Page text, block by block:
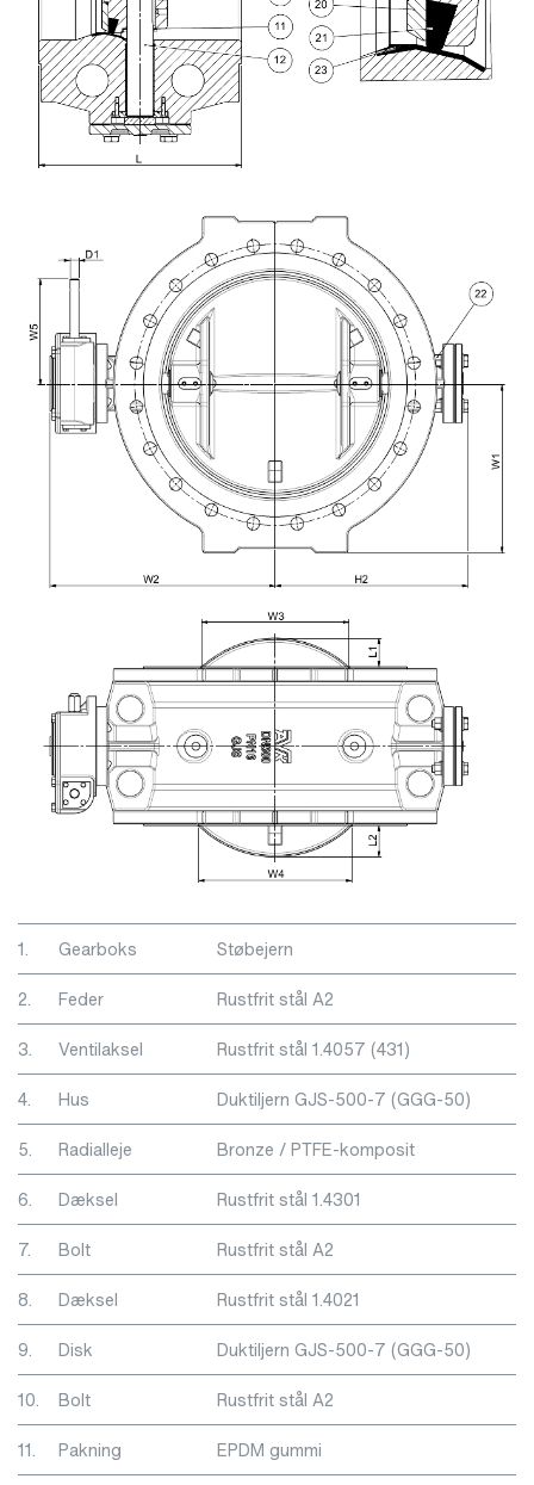
1. Gearboks
Støbejern
2.
Feder
Rustfrit stål A2
3.
Ventilaksel
Rustfrit stål 1.4057 (431)
4.
Hus
Duktiljern GJS-500-7 (GGG-50)
5.
Radialleje
Bronze / PTFE-komposit
6.
Dæksel
Rustfrit stål 1.4301
7.
Bolt
Rustfrit stål A2
8.
Dæksel
Rustfrit stål 1.4021
9.
Disk
Duktiljern GJS-500-7 (GGG-50)
10.
Bolt
Rustfrit stål A2
11.
Pakning
EPDM gummi